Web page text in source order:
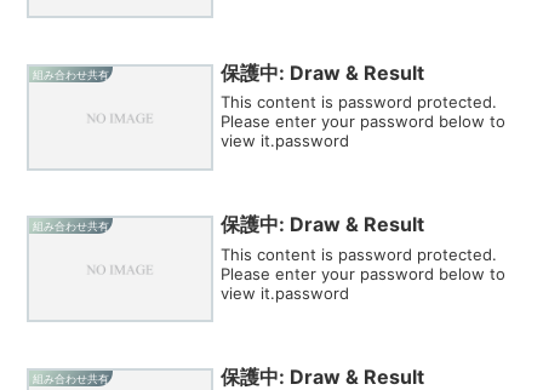
組み合わせ共有 保護中: Draw & Result
This content is password protected.
Please enter your password below to
view it.password
組み合わせ共有 保護中: Draw & Result
This content is password protected.
Please enter your password below to
view it.password
組み合わせ共有 保護中: Draw & Result